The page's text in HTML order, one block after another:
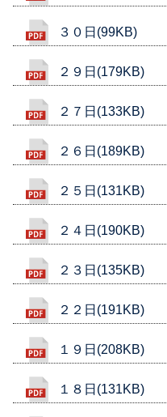
３０日(99KB)
２９日(179KB)
２７日(133KB)
２６日(189KB)
２５日(131KB)
２４日(190KB)
２３日(135KB)
２２日(191KB)
１９日(208KB)
１８日(131KB)